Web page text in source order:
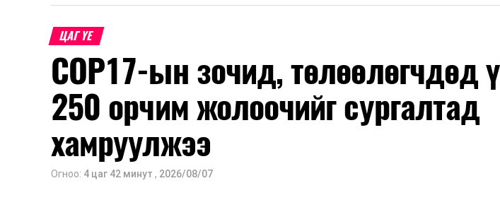
ЦАГ ҮЕ
COP17-ын зочид, төлөөлөгчдөд
250 орчим жолоочийг сургалтад
хамруулжээ
Огноо: 4 цаг 42 минут , 2026/08/07